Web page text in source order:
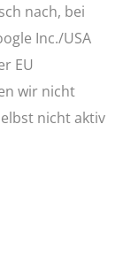
nach, bei
Inc./USA
EU
wir nicht
nicht aktiv